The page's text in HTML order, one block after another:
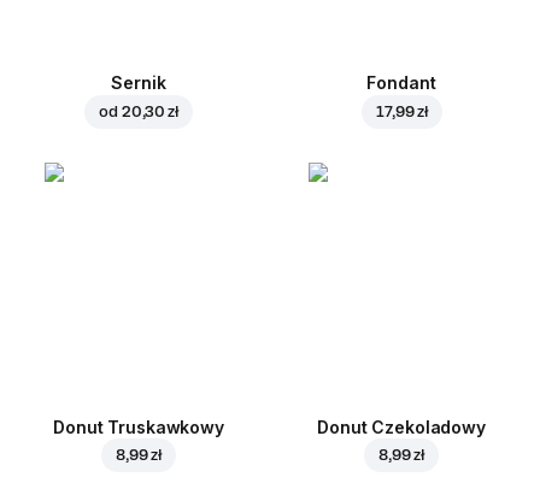
Sernik
od 20,30 zł
Fondant
17,99 zł
Donut Truskawkowy
8,99 zł
Donut Czekoladowy
8,99 zł